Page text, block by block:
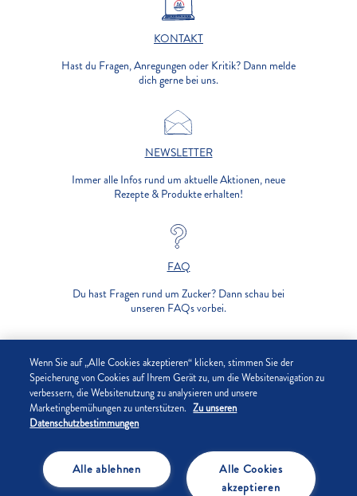
KONTAKT
Hast du Fragen, Anregungen oder Kritik? Dann melde
dich gerne bei uns.
NEWSLETTER
Immer alle Infos rund um aktuelle Aktionen, neue
Rezepte & Produkte erhalten!
FAQ
Du hast Fragen rund um Zucker? Dann schau bei
unseren FAQs vorbei.
UNTERNEHMEN
DATENSCHUTZ
COOKIE-EINSTELLUNGEN
Wenn Sie auf „Alle Cookies akzeptieren“ klicken, stimmen Sie der
Speicherung von Cookies auf Ihrem Gerät zu, um die Websitenavigation zu
verbessern, die Websitenutzung zu analysieren und unsere
Marketingbemühungen zu unterstützen. Zu unseren
Datenschutzbestimmungen
Alle Cookies
akzeptieren
Alle ablehnen